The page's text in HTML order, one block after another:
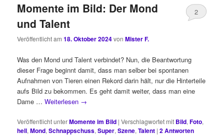
Momente im Bild: Der Mond
und Talent
Veröffentlicht am18. Oktober 2024vonMister F.
2
Was den Mond und Talent verbindet? Nun, die Beantwortung
dieser Frage beginnt damit, dass man selber bei spontanen
Aufnahmen von Tieren einen Rekord darin hält, nur die Hinterteile
aufs Bild zu bekommen. Es geht damit weiter, dass man eine
Dame …Weiterlesen →
Veröffentlicht unterMomente im Bild |Verschlagwortet mit Bild,Foto,
hell,Mond,Schnappschuss,Super,Szene,Talent |2Antworten